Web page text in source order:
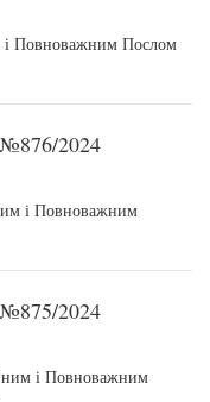
Повноважним Послом
2024
і Повноважним
2024
і Повноважним